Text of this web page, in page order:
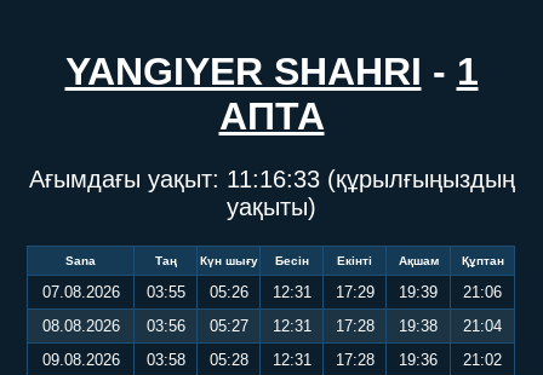
YANGIYER SHAHRI - 1
АПТА
Ағымдағы уақыт: 11:16:33(құрылғыңыздың
уақыты)
Sana Таң Күн шығу Бесін Екінті Ақшам Құптан
07.08.2026 03:55 05:26 12:31 17:29 19:39
21:06
08.08.2026
03:56 05:27 12:31 17:28 19:38
21:04
09.08.2026
03:58 05:28 12:31 17:28 19:36
21:02